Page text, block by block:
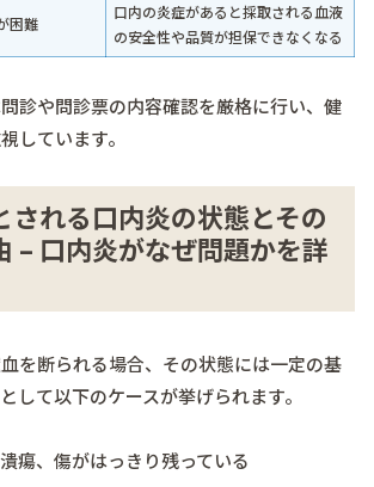
困難
口内の炎症があると採取される血液
の安全性や品質が担保できなくなる
診や問診票の内容確認を厳格に行い、健
しています。
される口内炎の状態とその
– 口内炎がなぜ問題かを詳
を断られる場合、その状態には一定の基
して以下のケースが挙げられます。
瘍、傷がはっきり残っている